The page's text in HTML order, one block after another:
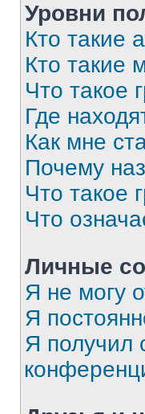
Уровни
Кто такие
Кто такие
Что такое
Где
Как мне
Почему
Что такое
Что
Личные
Я не могу
Я
Я получил